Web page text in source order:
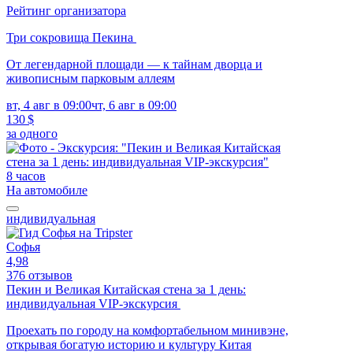
Рейтинг организатора
Три сокровища Пекина
От легендарной площади — к тайнам дворца и
живописным парковым аллеям
вт, 4 авг в 09:00чт, 6 авг в 09:00
130 $
за одного
8 часов
На автомобиле
индивидуальная
Софья
4,98
376 отзывов
Пекин и Великая Китайская стена за 1 день:
индивидуальная VIP-экскурсия
Проехать по городу на комфортабельном минивэне,
открывая богатую историю и культуру Китая